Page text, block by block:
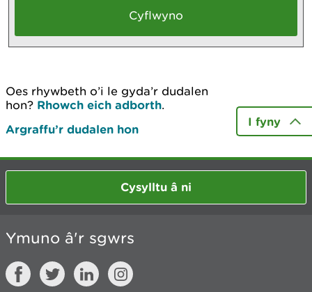
Oes rhywbeth o’i le gyda’r dudalen
hon? Rhowch eich adborth.
Argraffu’r dudalen hon
I fyny
Cysylltu â ni
Ymuno â'r sgwrs